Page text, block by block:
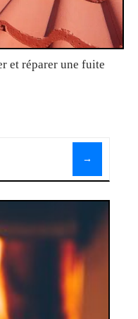
et réparer une fuite